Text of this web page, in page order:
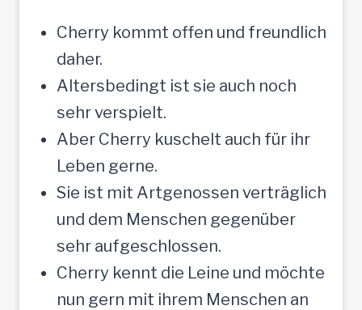
Cherry kommt offen und freundlich
daher.
Altersbedingt ist sie auch noch
sehr verspielt.
Aber Cherry kuschelt auch für ihr
Leben gerne.
Sie ist mit Artgenossen verträglich
und dem Menschen gegenüber
sehr aufgeschlossen.
Cherry kennt die Leine und möchte
nun gern mit ihrem Menschen an